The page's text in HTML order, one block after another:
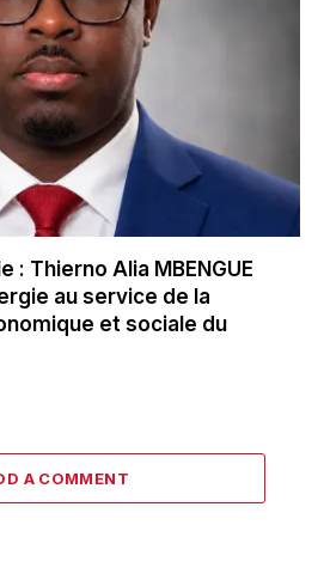
: Thierno Alia MBENGUE
au service de la
et sociale du
A COMMENT